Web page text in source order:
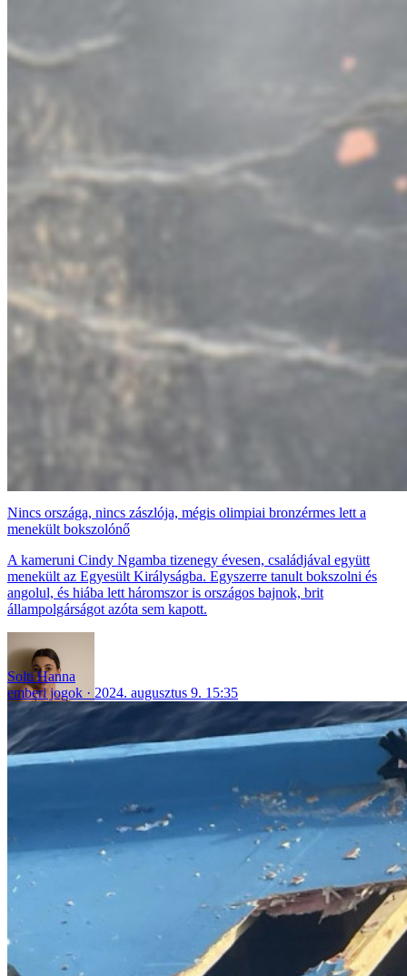
Nincs országa, nincs zászlója, mégis olimpiai bronzérmes lett a
menekült bokszolónő
A kameruni Cindy Ngamba tizenegy évesen, családjával együtt
menekült az Egyesült Királyságba. Egyszerre tanult bokszolni és
angolul, és hiába lett háromszor is országos bajnok, brit
állampolgárságot azóta sem kapott.
Solti Hanna
emberi jogok
2024. augusztus 9. 15:35